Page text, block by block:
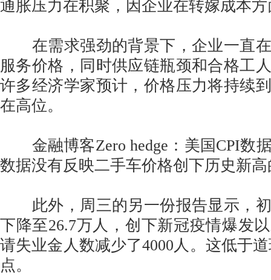
通胀压力在积聚，因企业在转嫁成本
在需求强劲的背景下，企业一直在
服务价格，同时供应链瓶颈和合格工
许多经济学家预计，价格压力将持续
在高位。
金融博客Zero hedge：美国CPI数
数据没有反映二手车价格创下历史新
此外，周三的另一份报告显示，初
下降至26.7万人，创下新冠疫情爆发
请失业金人数减少了4000人。这低于
点。